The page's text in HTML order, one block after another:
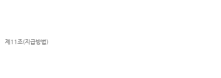
제11조(지급방법)